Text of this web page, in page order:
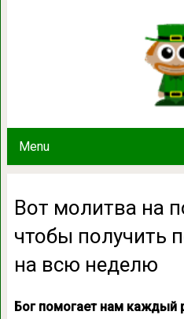
Menu
Вот молитва
Вот молитва на
чтобы получить
на всю неделю
Бог помогает нам каждый